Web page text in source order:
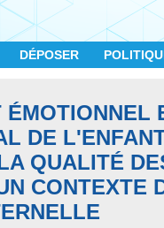
DÉPOSER
ÉMOTIONNEL
DE
QUALITÉ
CONTEXTE